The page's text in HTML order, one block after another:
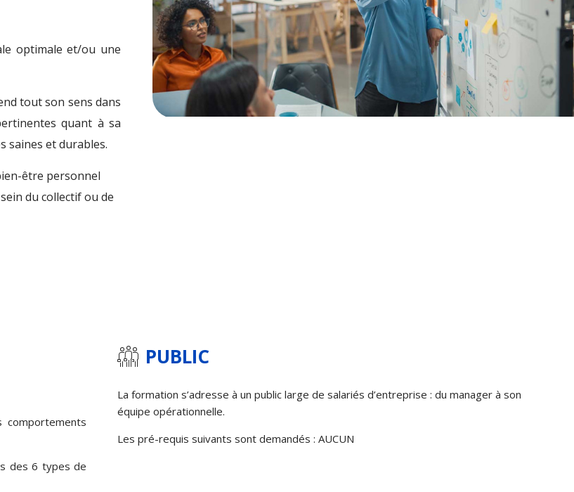
optimale et/ou une
tout son sens dans
quant à sa
saines et durables.
être personnel
du collectif ou de
des 6 types de
PUBLIC
La formation s’adresse à un public large de salariés d’entreprise : du manager à son
équipe opérationnelle.
Les pré-requis suivants sont demandés : AUCUN